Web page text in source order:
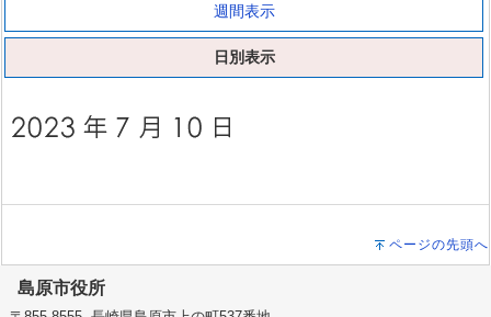
週間表示
日別表示
ページの先頭へ
島原市役所